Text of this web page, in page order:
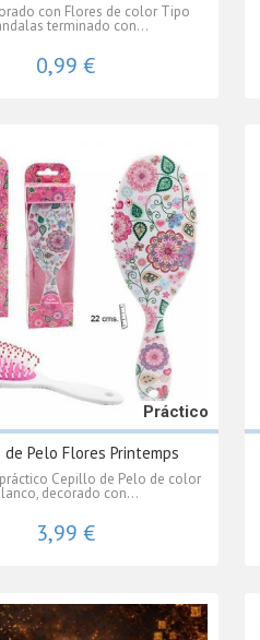
con Flores de color Tipo
terminado con...
0,99 €
Práctico
de Pelo Flores Printemps
Cepillo de Pelo de color
decorado con...
3,99 €